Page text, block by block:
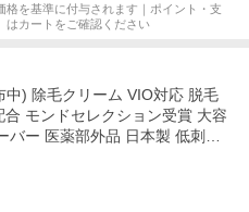
格を基準に付与されます｜ポイント・支
はカートをご確認ください
中) 除毛クリーム VIO対応 脱毛
合 モンドセレクション受賞 大容
バー 医薬部外品 日本製 低刺激
理